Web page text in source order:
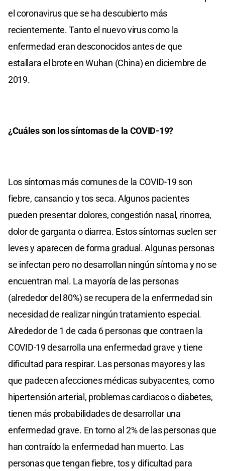
el coronavirus que se ha descubierto más
recientemente. Tanto el nuevo virus como la
enfermedad eran desconocidos antes de que
estallara el brote en Wuhan (China) en diciembre de
2019.
¿Cuáles son los síntomas de la COVID-19?
Los síntomas más comunes de la COVID-19 son
fiebre, cansancio y tos seca. Algunos pacientes
pueden presentar dolores, congestión nasal, rinorrea,
dolor de garganta o diarrea. Estos síntomas suelen ser
leves y aparecen de forma gradual. Algunas personas
se infectan pero no desarrollan ningún síntoma y no se
encuentran mal. La mayoría de las personas
(alrededor del 80%) se recupera de la enfermedad sin
necesidad de realizar ningún tratamiento especial.
Alrededor de 1 de cada 6 personas que contraen la
COVID-19 desarrolla una enfermedad grave y tiene
dificultad para respirar. Las personas mayores y las
que padecen afecciones médicas subyacentes, como
hipertensión arterial, problemas cardiacos o diabetes,
tienen más probabilidades de desarrollar una
enfermedad grave. En torno al 2% de las personas que
han contraído la enfermedad han muerto. Las
personas que tengan fiebre, tos y dificultad para